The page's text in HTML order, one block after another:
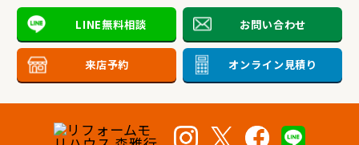
LINE無料相談 お問い合わせ
来店予約 オンライン見積り